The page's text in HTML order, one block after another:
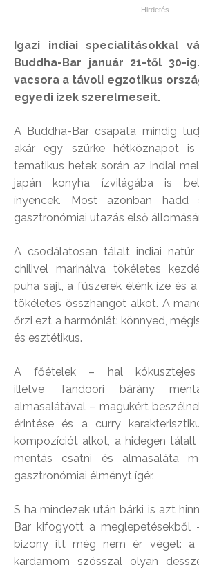
Igazi indiai specialitásokkal
Buddha-Bar január 21-től 30-
vacsora a távoli egzotikus
egyedi ízek szerelmeseit.
A Buddha-Bar csapata mindig
akár egy szürke hétköznapot
tematikus hetek során az indiai
japán konyha ízvilágába is
ínyencek. Most azonban hadd
gasztronómiai utazás első
A csodálatosan tálalt indiai natúr
chilivel marinálva tökéletes
puha sajt, a fűszerek élénk íze és
tökéletes összhangot alkot. A
őrzi ezt a harmóniát: könnyed,
és esztétikus.
A főételek – hal kókusztejes
illetve Tandoori bárány
almasalátával – magukért
érintése és a curry
kompozíciót alkot, a hidegen
mentás csatni és almasaláta
gasztronómiai élményt ígér.
S ha mindezek után bárki is azt
Bar kifogyott a meglepetésekből
bizony itt még nem ér véget:
kardamom szósszal olyan